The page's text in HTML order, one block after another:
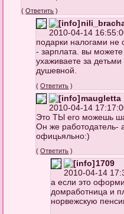
(Ответить )
2010-04-14
подарки налогами не
- зарплата. вы можете
ухаживаете за
душевной.
(Ответить )
maugletta
2010-04-14
Это ТЫ его можешь
Он же работодатель-
офицьяльно:)
(Ответить )
1709
2010-04-14
а если это
домработница и
норвежскую